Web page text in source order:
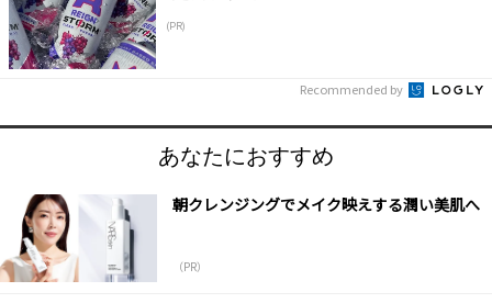
(PR)
Recommended by
あなたにおすすめ
朝クレンジングでメイク映えする潤い美肌へ
（PR）